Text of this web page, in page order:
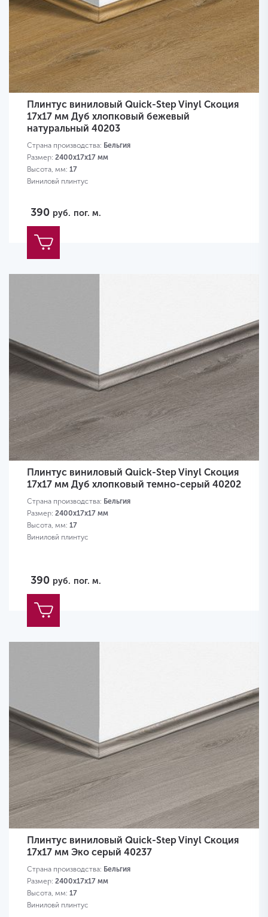
Плинтус виниловый Quick-Step Vinyl Скоция
17х17 мм Дуб хлопковый бежевый
натуральный 40203
Страна производства: Бельгия
Размер: 2400х17х17 мм
Высота, мм: 17
Виниловй плинтус
390 руб. пог. м.
Плинтус виниловый Quick-Step Vinyl Скоция
17х17 мм Дуб хлопковый темно-серый 40202
Страна производства: Бельгия
Размер: 2400х17х17 мм
Высота, мм: 17
Виниловй плинтус
390 руб. пог. м.
Плинтус виниловый Quick-Step Vinyl Скоция
17х17 мм Эко серый 40237
Страна производства: Бельгия
Размер: 2400х17х17 мм
Высота, мм: 17
Виниловй плинтус